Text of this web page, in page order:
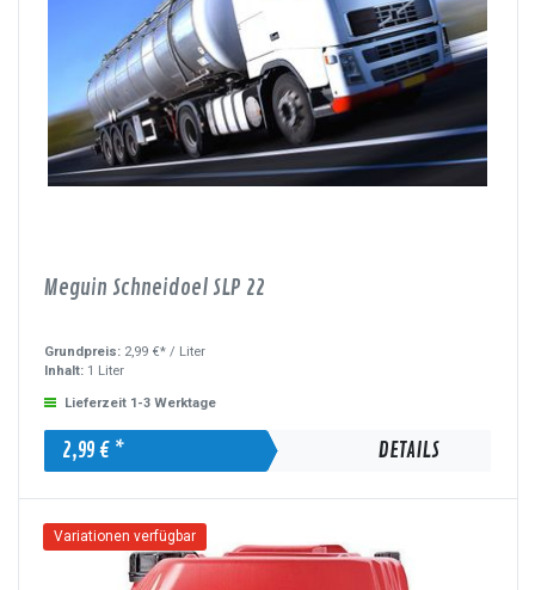
Meguin Schneidoel SLP 22
Grundpreis: 2,99 €* / Liter
Inhalt: 1 Liter
Lieferzeit 1-3 Werktage
2,99 € * DETAILS
Variationen verfügbar